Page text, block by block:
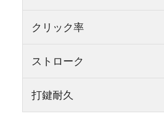
クリック率
ストローク
打鍵耐久